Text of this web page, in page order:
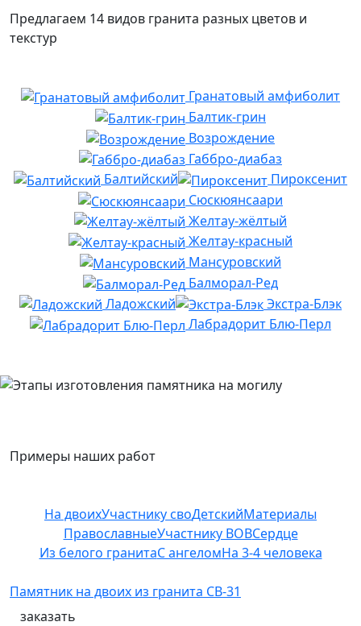
Предлагаем 14 видов гранита разных цветов и
текстур
Гранатовый амфиболит
Балтик-грин
Возрождение
Габбро-диабаз
Балтийский
Пироксенит
Сюскюянсаари
Желтау-жёлтый
Желтау-красный
Мансуровский
Балморал-Ред
Ладожский
Экстра-Блэк
Лабрадорит Блю-Перл
Примеры наших работ
На двоихУчастнику своДетскийМатериалы
ПравославныеУчастнику ВОВСердце
Из белого гранитаС ангеломНа 3-4 человека
Памятник на двоих из гранита СВ-31
заказать